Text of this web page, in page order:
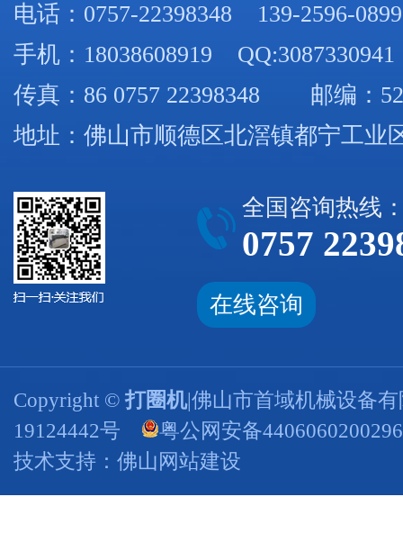
电话： 0757-22398348
139-2596-0899
手机： 18038608919 QQ:3087330941
传真：86 0757 22398348 邮编：
地址：佛山市顺德区北滘镇都宁工业
全国咨询热线
0757
在线咨询
Copyright © 打圈机|佛山市首域机械设备
19124442号
粤公网安备
技术支持： 佛山网站建设